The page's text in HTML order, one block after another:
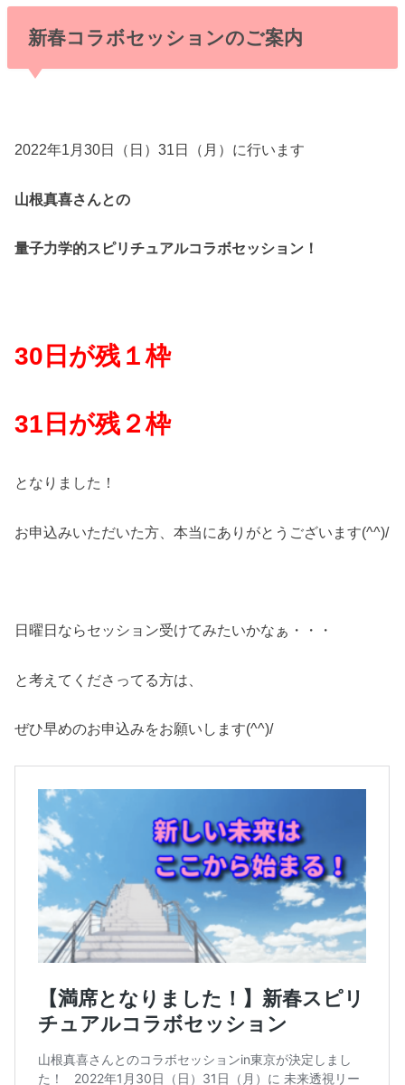
新春コラボセッションのご案内
2022年1月30日（日）31日（月）に行います
山根真喜さんとの
量子力学的スピリチュアルコラボセッション！
30日が残１枠
31日が残２枠
となりました！
お申込みいただいた方、本当にありがとうございます(^^)/
日曜日ならセッション受けてみたいかなぁ・・・
と考えてくださってる方は、
ぜひ早めのお申込みをお願いします(^^)/